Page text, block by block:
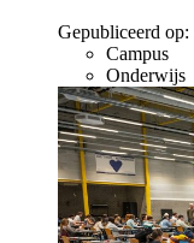
Gepubliceerd op:
Campus
Onderwijs